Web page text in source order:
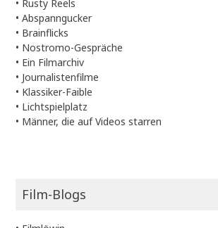
• Rusty Reels
•Abspanngucker
• Brainflicks
• Nostromo-Gespräche
• Ein Filmarchiv
• Journalistenfilme
• Klassiker-Faible
• Lichtspielplatz
• Männer, die auf Videos starren
Film-Blogs